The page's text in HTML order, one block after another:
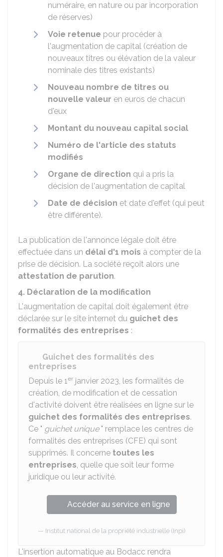
numéraire, en nature ou par incorporation
de réserves)
Voie retenue pour procéder à
l'augmentation de capital (création de
nouveaux titres ou élévation de la valeur
nominale des titres existants)
Nouveau nombre de titres ou
nouvelle valeur en euros de chacun
d'eux
Montant du nouveau capital social
Numéro de l'article des statuts
modifiés
Organe de direction qui a pris la
décision de l'augmentation de capital
Date de décision et date d'effet (qui peut
être différente).
La publication de l'annonce légale doit être
effectuée dans un délai d'1 mois à compter de la
prise de décision. La société reçoit alors une
attestation de parution.
4. Déclaration de la modification
L'augmentation de capital doit également être
déclarée sur le site internet du guichet des
formalités des entreprises :
Guichet des formalités des
entreprises
Depuis le 1er janvier 2023, les formalités de
création, de modification et de cessation
d'activité doivent être réalisées en ligne sur le
guichet des formalités des entreprises.
Ce " guichet unique" remplace les centres de
formalités des entreprises (CFE) qui sont
supprimés. Il concerne toutes les
entreprises, quelle que soit leur forme
juridique ou leur activité.
Accéder au service en ligne
Institut national de la propriété industrielle (Inpi)
L'insertion automatique au Bodacc rendra